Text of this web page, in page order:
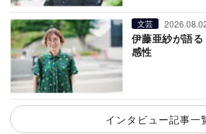
文芸
伊藤亜紗が語
感性
インタビュー記事一